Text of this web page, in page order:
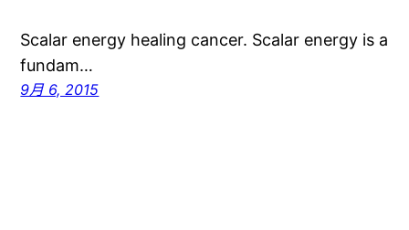
Scalar energy healing cancer. Scalar energy is a
fundam…
9月 6, 2015